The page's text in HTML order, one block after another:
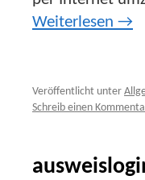
Weiterlesen →
Veröffentlicht unter
Schreib einen